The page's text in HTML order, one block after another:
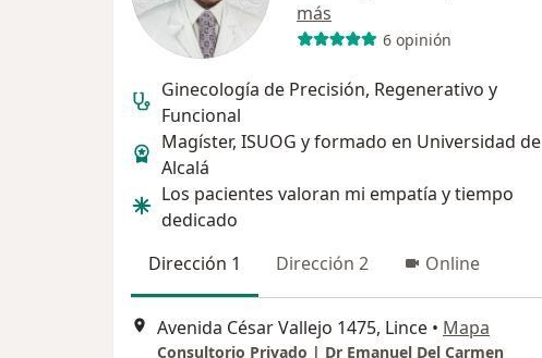
más
6 opinión
Ginecología de Precisión, Regenerativo y
Funcional
Magíster, ISUOG y formado en Universidad de
Alcalá
Los pacientes valoran mi empatía y tiempo
dedicado
Dirección 1
Dirección 2 Online
Avenida César Vallejo 1475, Lince • Mapa
Consultorio Privado | Dr Emanuel Del Carmen